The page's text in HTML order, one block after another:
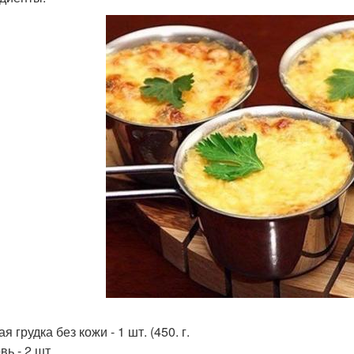
грудка без кожи - 1 шт. (450. г.